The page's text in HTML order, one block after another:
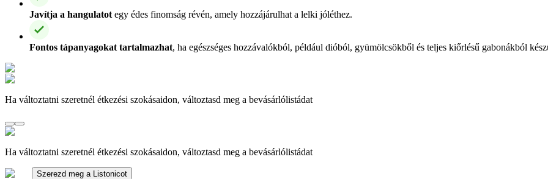
Javítja a hangulatot egy édes finomság révén, amely hozzájárulhat a lelki jóléthez.
Fontos tápanyagokat tartalmazhat, ha egészséges hozzávalókból, például dióból, gyümölcsökből és teljes kiőrlésű gabonákból
Ha változtatni szeretnél étkezési szokásaidon, változtasd meg a bevásárlólistádat
Ha változtatni szeretnél étkezési szokásaidon, változtasd meg a bevásárlólistádat
Szerezd meg a Listonicot